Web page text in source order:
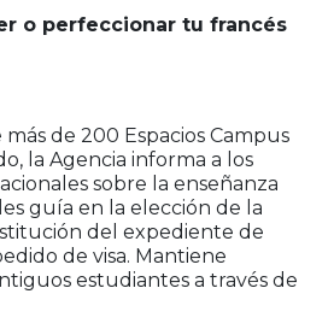
o perfeccionar tu francés
más de 200 Espacios Campus
la Agencia informa a los
sobre la enseñanza
guía en la elección de la
del expediente de
de visa. Mantiene
estudiantes a través de